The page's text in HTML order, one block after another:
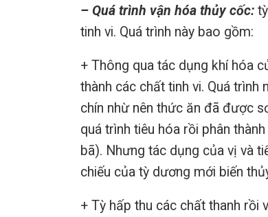
– Quá trình vận hóa thủy cốc:
tinh vi. Quá trình này bao gồm:
+ Thông qua tác dụng khí hóa
thành các chất tinh vi. Quá trình
chín nhừ nên thức ăn đã được
quá trình tiêu hóa rồi phân
bã). Nhưng tác dụng của vị và
chiếu của tỳ dương mới biến
+ Tỳ hấp thu các chất thanh rồi